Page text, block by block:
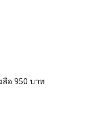
อ 950 บาท